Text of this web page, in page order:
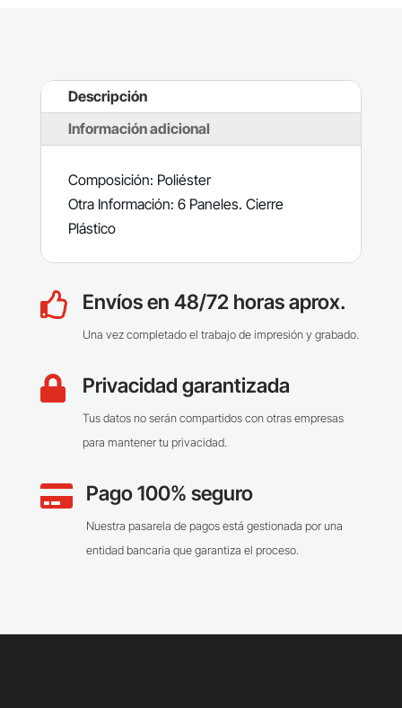
Descripción
Información adicional
Composición: Poliéster
Otra Información: 6 Paneles. Cierre
Plástico
 Envíos en 48/72 horas aprox.
Una vez completado el trabajo de impresión y grabado.
 Privacidad garantizada
Tus datos no serán compartidos con otras empresas
para mantener tu privacidad.
 Pago 100% seguro
Nuestra pasarela de pagos está gestionada por una
entidad bancaria que garantiza el proceso.